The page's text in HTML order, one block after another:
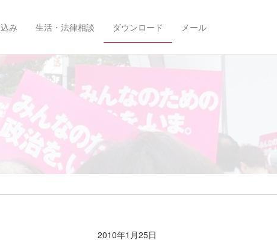
み 生活・法律相談 ダウンロード メール
2010年1月25日